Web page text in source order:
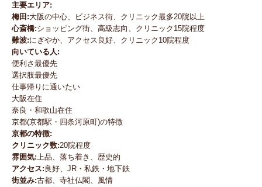
主要エリア:
梅田:大阪の中心、ビジネス街、クリニック最多20院以上
心斎橋:ショッピング街、高級志向、クリニック15院程度
難波:にぎやか、アクセス良好、クリニック10院程度
向いている人:
便利さ最優先
選択肢最優先
仕事帰りに通いたい
大阪在住
奈良・和歌山在住
京都(京都駅・四条河原町)の特徴
京都の特徴:
クリニック数:20院程度
雰囲気:上品、落ち着き、歴史的
アクセス: 良好、JR・私鉄・地下鉄
街並み:古都、寺社仏閣、風情